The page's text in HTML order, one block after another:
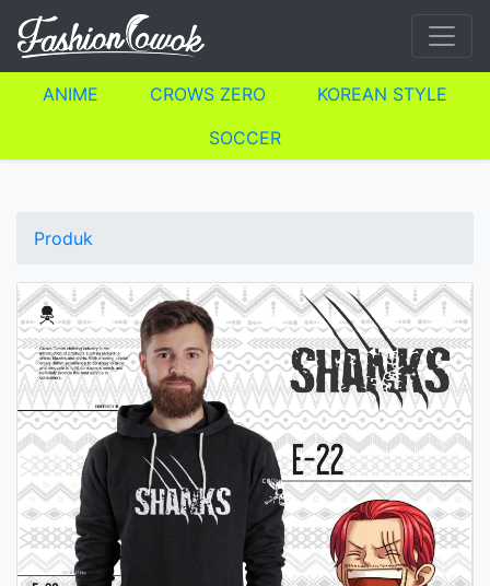
ANIME CROWS ZERO
KOREAN STYLE
SOCCER
Produk